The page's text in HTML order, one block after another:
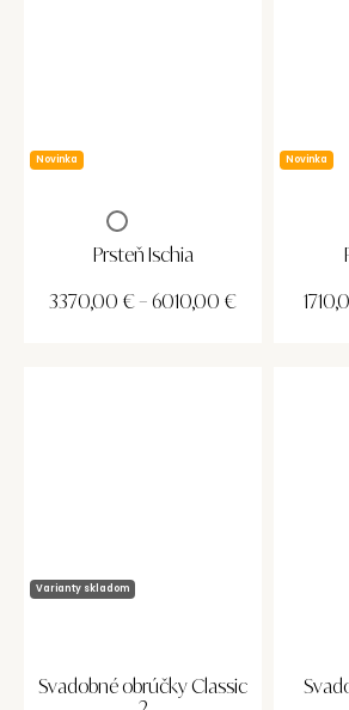
Novinka
Prsteň Ischia
3370,00 € – 6010,00 €
Novinka
Varianty skladom
Svadobné obrúčky Classic